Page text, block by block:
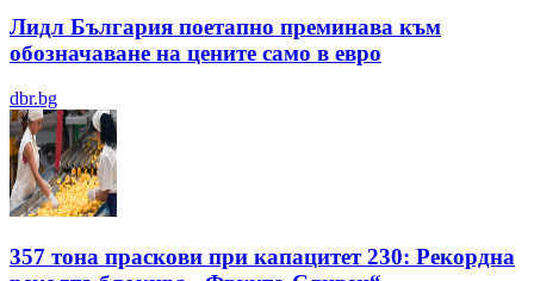
Лидл България поетапно преминава към
обозначаване на цените само в евро
dbr.bg
357 тона праскови при капацитет 230: Рекордна